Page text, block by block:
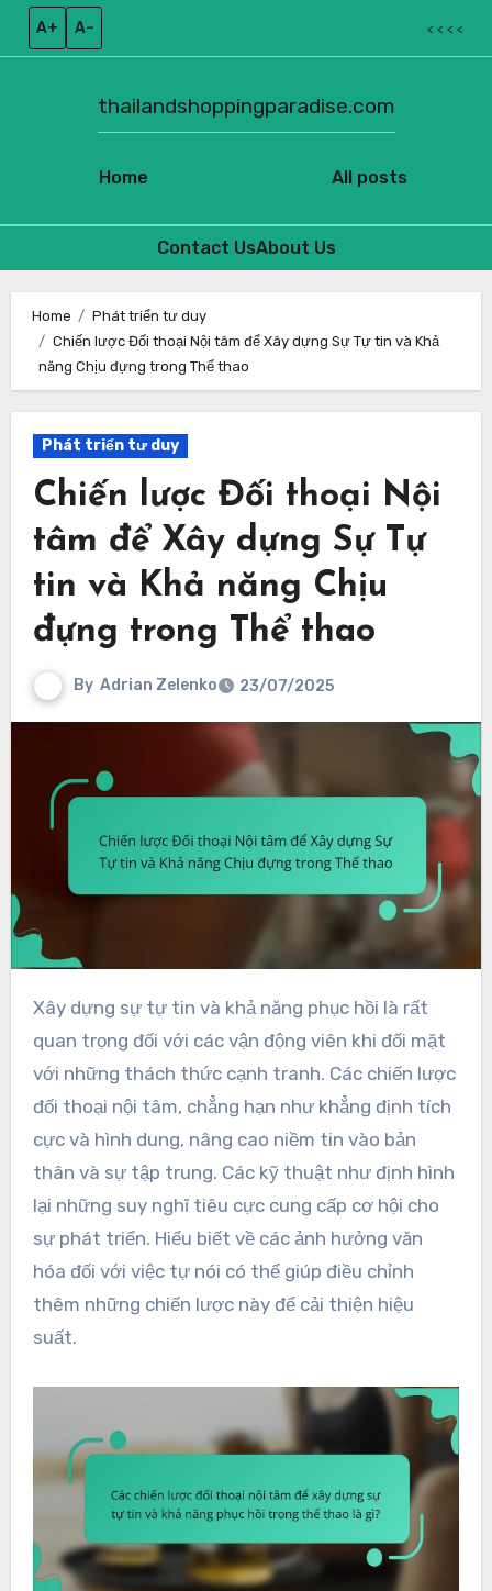
A+ A– < < < <
Home
thailandshoppingparadise.com
All posts
Contact UsAbout Us
content
Home
Phát triển tư duy
Chiến lược Đối thoại Nội tâm để Xây dựng Sự Tự tin và Khả
năng Chịu đựng trong Thể thao
Phát triển tư duy
Chiến lược Đối thoại Nội
tâm để Xây dựng Sự Tự
tin và Khả năng Chịu
đựng trong Thể thao
By Adrian Zelenko 23/07/2025
Xây dựng sự tự tin và khả năng phục hồi là rất
quan trọng đối với các vận động viên khi đối mặt
với những thách thức cạnh tranh. Các chiến lược
đối thoại nội tâm, chẳng hạn như khẳng định tích
cực và hình dung, nâng cao niềm tin vào bản
thân và sự tập trung. Các kỹ thuật như định hình
lại những suy nghĩ tiêu cực cung cấp cơ hội cho
sự phát triển. Hiểu biết về các ảnh hưởng văn
hóa đối với việc tự nói có thể giúp điều chỉnh
thêm những chiến lược này để cải thiện hiệu
suất.